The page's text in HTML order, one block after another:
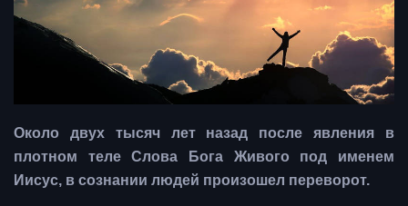
Около двух тысяч лет назад после явления в
плотном теле Слова Бога Живого под именем
Иисус, в сознании людей произошел переворот.